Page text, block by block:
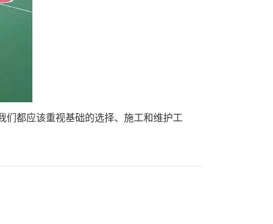
们都应该重视基础的选择、施工和维护工